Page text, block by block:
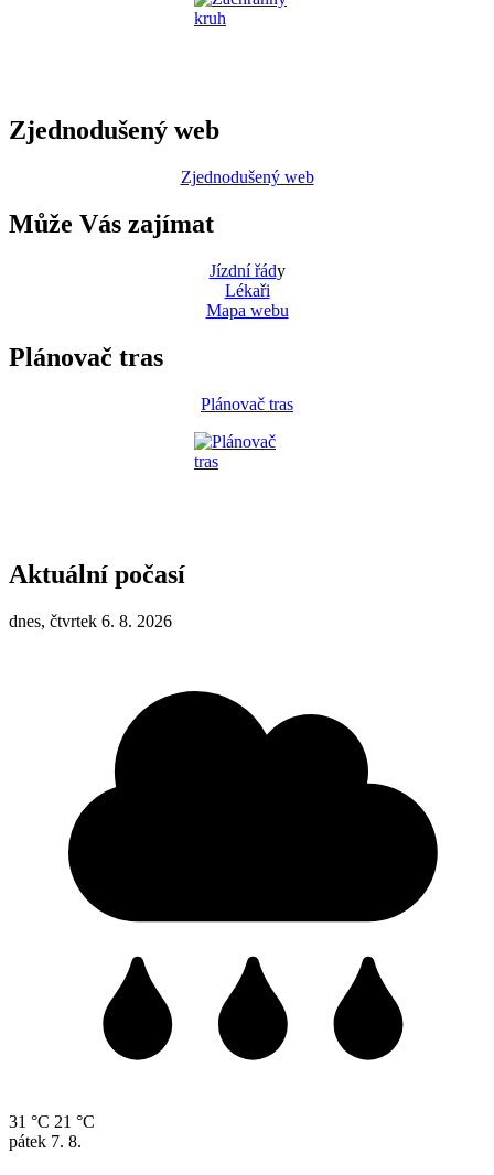
Zjednodušený web
Zjednodušený web
Může Vás zajímat
Jízdní řády
Lékaři
Mapa webu
Plánovač tras
Plánovač tras
Aktuální počasí
dnes, čtvrtek 6. 8. 2026
31 °C 21 °C
pátek 7. 8.